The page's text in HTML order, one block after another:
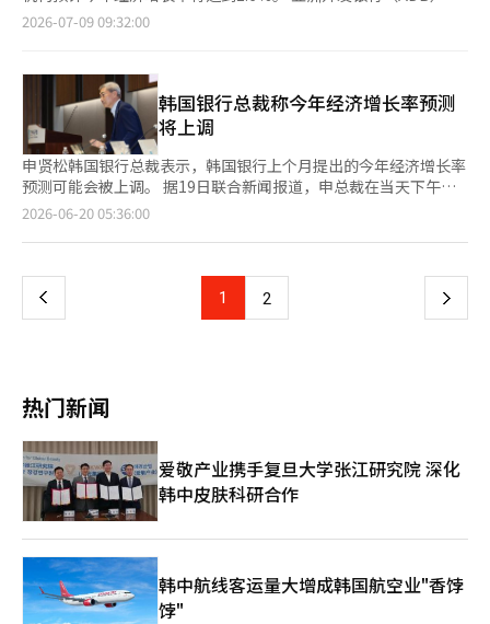
储备。对于既无法生产又无法储备的项目，将通过海外投资基金确
支持；如果困难，则通过储备、海外基地和多元化进口来源来应
对。” 潜在增长率反弹的关键是半导体、AI数据中心和物理AI等三
大重大项目。政府计划通过扩大半导体生产能力、支持下一代电力
半导体、建设全球AI中心和支持物理AI七大领先领域等措施来增强
增长动力。通过这些措施，政府希望将半导体的繁荣转化为大规模
投资，从而提升潜在增长率。 政府还提出，半导体繁荣的红利不
应仅限于特定行业和首都圈，而应惠及地方经济。政府将在第三季
地方迁移计划。 为建立地方增长基础，政府将扩大地方优待财政
非首都圈迁移企业为员工提供的迁移支持金免税、地方中小企业就
业者的所得税减免等措施。 在应对结构性问题方面，政府将克服K
住房支持向青年群体提供40万套以上的公共租赁住房。此外，还包
括改善新婚夫妇住房贷款的收入条件等减轻结婚惩罚的措施。 对
坚企业时税收优惠急剧减少的问题，政府将设立递减区间。中小企
业支持项目的审查体系也将围绕有成长潜力的企业进行改革。 在
结构改革领域，政府将推进生产性金融转型、韩元国际化、国家资
产基本法的制定、税收支出重新审查、教育财政拨款的改革以及公
共机构功能改革等措施。政府计划通过改善房地产相关贷款和担保
制度，推动房地产与金融的脱钩。
利率上调25个基点，并在8月的经济展望修正中进一步上调增长率
霸权竞争中我们的独占地位受到动摇，韩国经济整体可能面临无法
控制的危机，‘单一经济’的风险加大。 在迎接AI时代之际，我们
创造了内存半导体的神话，现在必须在系统半导体、生物健康、未
来出行、下一代核电、航天航空等无限可能的新兴产业领域播下新
的种子。 在各国以本国优先主义为名，拼命争夺未来生存空间的
当下，停留在既有成功公式中将无法生存。 政府、企业和学术界
必须形成三位一体，进行颠覆性创新。要大胆清除错综复杂的监
管，提供激励性的税收支持和核心人才培养，以支持企业的挑战。
企业和学术界不应拘泥于短期成果，而应根据10年、20年后的韩
国前景，制定长远的国家战略和愿景。 我们应当赞美半导体产业
柱，以便丰收。只有对“第二、第三个半导体”的迫切而激烈的探
索和挑战，才能保证韩国经济的可持续未来。※ 本报道经人工智
能（AI）系统翻译与编辑。
清楚国民们尚难以感受到。” 他承诺：“我将更加努力，使高经
济增长率成为现实，让增长的成果公平地惠及所有国民，实现‘全
9日发布的《亚洲经济展望》（ADO）中，将韩国今年的经济增长
的增加将推动出口增长，从而使韩国经济在今年和明年保持增长趋
势。尽管能源价格上涨导致生产成本增加和供应链问题可能会制约
经济增长，但半导体行业的强劲表现预计将抵消这些下行压力。
消费方面，ADB认为，股市上涨、信息通信（IT）企业业绩良好以
及政府支持政策将使消费保持稳定。此外，长期能源供应问题、美
国重新征收关税以及股市调整等被认为是经济下行风险。 另一亚
太地区发达国家台湾的经济增长预测也有所上调。ADB预计，台湾
今年的增长率将达到9.5%。此外，香港（3.0%）和新加坡
（3.2%）也预计将保持在3%的增长水平。 相反，日本（0.7%）
1.6%，比4月的预测低0.3个百分点。 韩国的通货膨胀率预计将因
国际能源价格上涨而在今年达到2.7%，明年为2.2%。这分别比4
的经济增长率将维持在5.1%的水平。 亚太地区发展中国家的今年
的通货膨胀率预计与之前相同，为3.4%。※ 本报道经人工智能
（AI）系统翻译与编辑。
2026-07-09 09:32:00
韩国银行总裁称今年经济增长率预测
将上调
申贤松韩国银行总裁表示，韩国银行上个月提出的今年经济增长率
预测可能会被上调。 据19日联合新闻报道，申总裁在当天下午于
首尔中区某酒店举行的韩国金融学会定期学术大会晚宴上表
增长率已从1.7%上调至1.8%。” 他还表示：“今年的年增长率预
价波动影响的名义GDP增长率。他指出：“在过去26年中，名义
GDP增长率从未如此之高，这并非源于国内通货膨胀，而是由于出
的情况，申总裁表示：“尽管油价大幅上涨，但贸易条件的改善最
终是由于半导体价格的显著上涨。” 另外，新的预测将在8月27日
发布。※ 本报道经人工智能（AI）系统翻译与编辑。
2026-06-20 05:36:00
上
页
1 2 下
热门新闻
爱敬产业携手复旦大学张江研究院 深化
韩中皮肤科研合作
韩中航线客运量大增成韩国航空业"香饽
饽"